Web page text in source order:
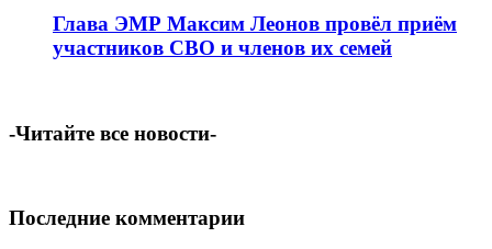
Глава ЭМР Максим Леонов провёл приём
участников СВО и членов их семей
-Читайте все новости-
Последние комментарии